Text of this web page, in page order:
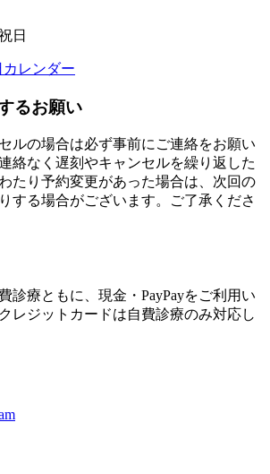
日
カレンダー
るお願い
ルの場合は必ず事前にご連絡をお願い
絡なく遅刻やキャンセルを繰り返した
たり予約変更があった場合は、次回の
する場合がございます。ご了承くださ
診療ともに、現金・PayPayをご利用い
レジットカードは自費診療のみ対応し